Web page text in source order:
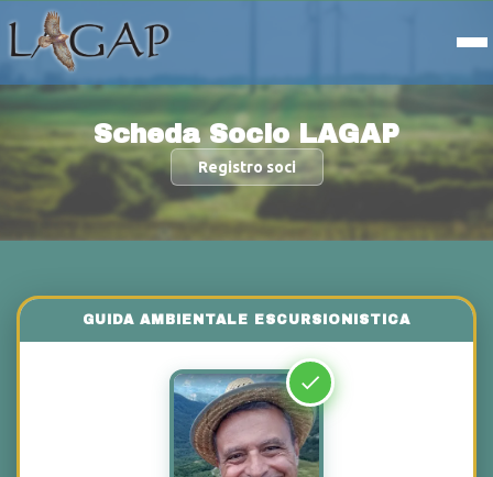
Scheda Socio LAGAP
Registro soci